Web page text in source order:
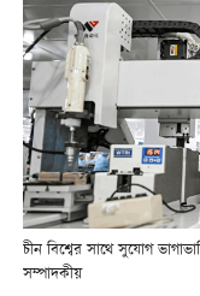
চীন বিশ্বের সাথে সুযোগ
সম্পাদকীয়